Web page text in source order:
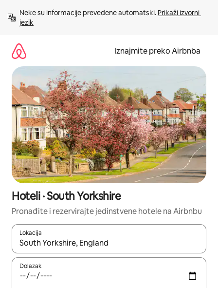
sadržaj
Neke su informacije prevedene automatski. Prikaži izvorni
jezik
Iznajmite preko Airbnba
Hoteli · South Yorkshire
Pronađite i rezervirajte jedinstvene hotele na Airbnbu
Lokacija
Kada budu dostupni rezultati, moći ćete ih pregledati
Dolazak